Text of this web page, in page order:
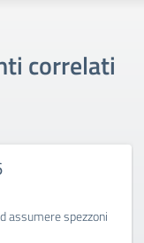
correlati
assumere spezzoni